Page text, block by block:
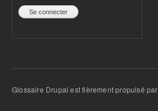
Glossaire Drupal est fièrement propulsé par